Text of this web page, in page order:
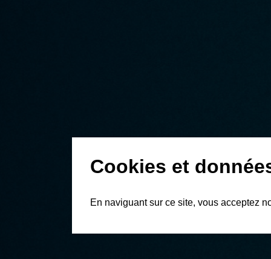
Cookies et
En naviguant sur ce site, vous acceptez